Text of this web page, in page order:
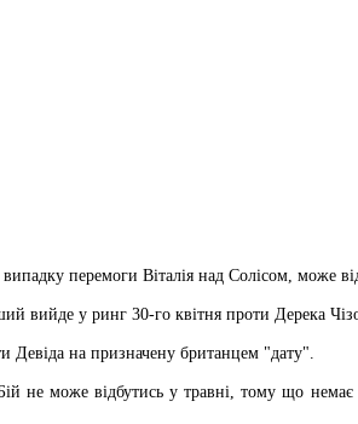
перемоги Віталія над Солісом, може
вийде у ринг 30-го квітня проти Дерека
Девіда на призначену британцем "дату".
може відбутись у травні, тому що немає